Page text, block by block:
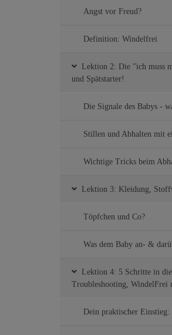
Angst vor Freud?
Definition: Windelfrei
Lektion 2: Die "ich muss
und Spätstarter!
Die Signale des Babys -
Stillen und Abhalten mit
Wichtige Tricks beim
Lektion 3: Kleidung,
Töpfchen und Co?
Was dem Baby an- &
Lektion 4: 5 Schritte in
Troubleshooting, WindelFrei
Dein praktischer